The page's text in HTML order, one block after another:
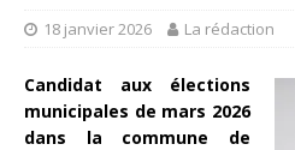
18 janvier 2026 La rédaction
Candidat aux élections
municipales de mars 2026
dans la commune de